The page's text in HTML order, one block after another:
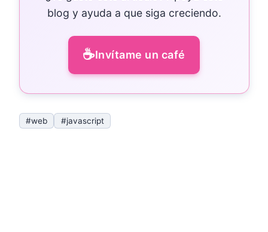
blog y ayuda a que siga creciendo.
☕Invítame un café
#web #javascript